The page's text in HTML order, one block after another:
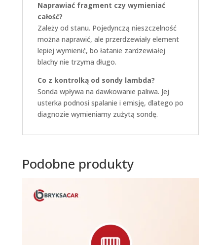
Naprawiać fragment czy wymieniać
całość?
Zależy od stanu. Pojedynczą nieszczelność
można naprawić, ale przerdzewiały element
lepiej wymienić, bo łatanie zardzewiałej
blachy nie trzyma długo.
Co z kontrolką od sondy lambda?
Sonda wpływa na dawkowanie paliwa. Jej
usterka podnosi spalanie i emisję, dlatego po
diagnozie wymieniamy zużytą sondę.
Podobne produkty